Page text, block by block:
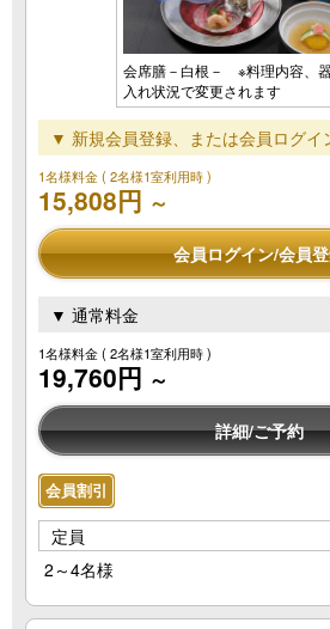
会席膳－白根－ ※料理内容、
入れ状況で変更されます
▼ 新規会員登録、または会員ログイ
1名様料金( 2名様1室利用時 )
15,808円 ～
会員ログイン/会員
▼ 通常料金
1名様料金( 2名様1室利用時 )
19,760円 ～
詳細/ご予約
会員割引
定員
2～4名様